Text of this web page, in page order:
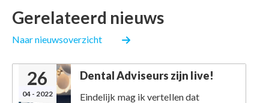
Gerelateerd nieuws
Naar nieuwsoverzicht
26
04 - 2022
Dental Adviseurs zijn live!
Eindelijk mag ik vertellen dat